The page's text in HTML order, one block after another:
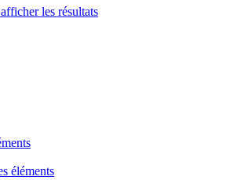
les résultats
éléments